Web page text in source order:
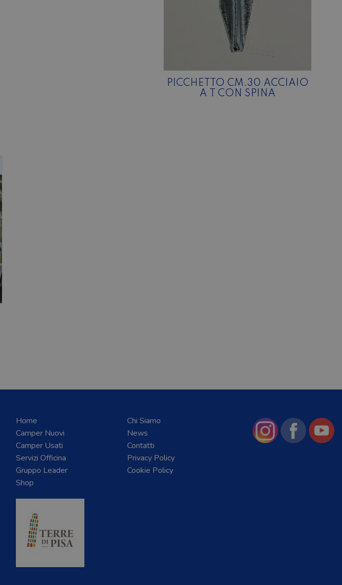
PICCHETTO CM.30 ACCIAIO
A T CON SPINA
Home
Camper Nuovi
Camper Usati
Servizi Officina
Gruppo Leader
Shop
Chi Siamo
News
Contatti
Privacy Policy
Cookie Policy